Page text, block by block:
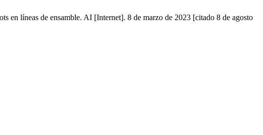
en líneas de ensamble. AI [Internet]. 8 de marzo de 2023 [citado 8 de agosto